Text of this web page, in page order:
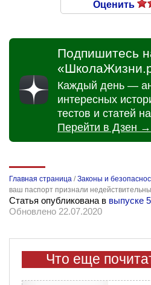
Оценить
Подпишитесь
Каждый день —
интересных
тестов и статей
Перейти в Дзен →
Главная страница /Законы и
ваш паспорт признали
Статья опубликована в выпуске
Обновлено 22.07.2020
Что еще